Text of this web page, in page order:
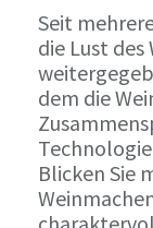
Seit
die Lust des
dem die
Blicken Sie